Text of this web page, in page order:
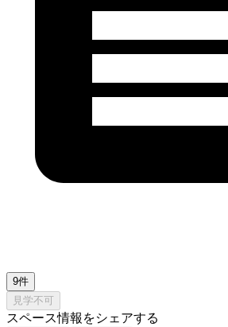
9件
見学不可
スペース情報をシェアする